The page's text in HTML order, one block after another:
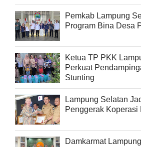
2026
Pemkab Lampung
Program Bina Desa
Ketua TP PKK
Perkuat
Stunting
Lampung Selatan
Penggerak Koperasi
Damkarmat